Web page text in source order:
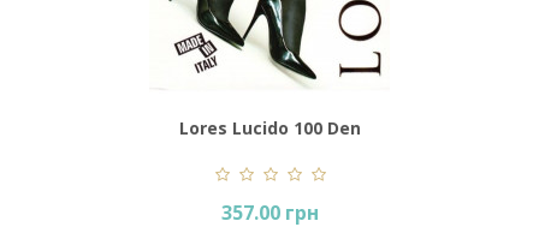
Lores Lucido 100 Den
357.00 грн